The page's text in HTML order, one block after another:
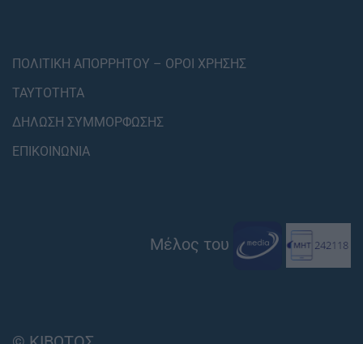
ΠΟΛΙΤΙΚΗ ΑΠΟΡΡΗΤΟΥ – ΟΡΟΙ ΧΡΗΣΗΣ
ΤΑΥΤΟΤΗΤΑ
ΔΗΛΩΣΗ ΣΥΜΜΟΡΦΩΣΗΣ
ΕΠΙΚΟΙΝΩΝΙΑ
Μέλος του